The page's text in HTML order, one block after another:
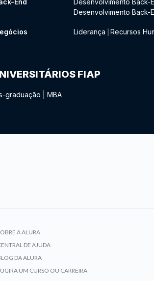
End Desenvolvimento Back-
Desenvolvimento Back-
Liderança Recursos
FIAP
graduação MBA
A ALURA
DE AJUDA
DA ALURA
UM CURSO OU CARREIRA